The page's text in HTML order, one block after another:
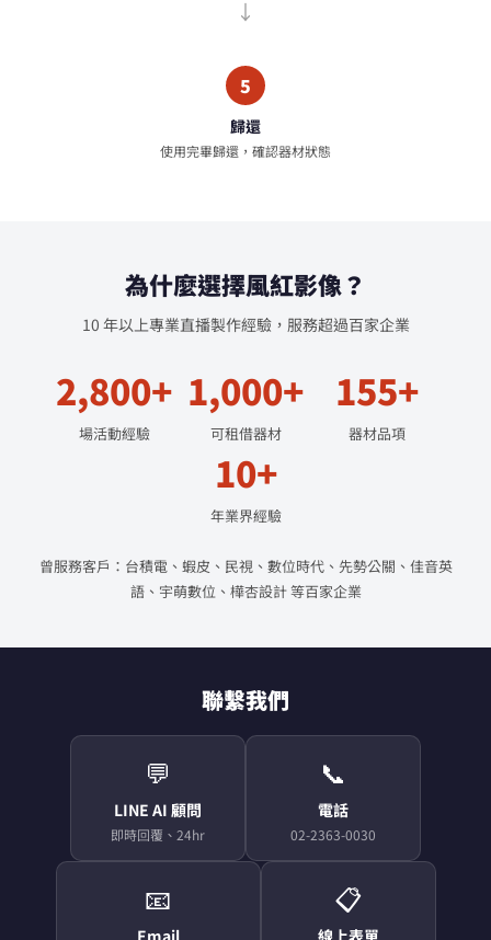
5
歸還
使用完畢歸還，確認器材狀態
為什麼選擇風紅影像？
10 年以上專業直播製作經驗，服務超過百家企業
2,800+
場活動經驗
1,000+
可租借器材
155+
器材品項
10+
年業界經驗
曾服務客戶：台積電、蝦皮、民視、數位時代、先勢公關、佳音英
語、宇萌數位、樺杏設計 等百家企業
聯繫我們
💬
LINE AI 顧問
即時回覆、24hr
📞
電話
02-2363-0030
📧
Email
📋
線上表單